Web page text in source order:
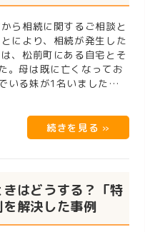
ら相続に関するご相談と
により、相続が発生した
、松前町にある自宅とそ
。母は既に亡くなってお
いる妹が1名いました。
はどうする？「特
解決した事例